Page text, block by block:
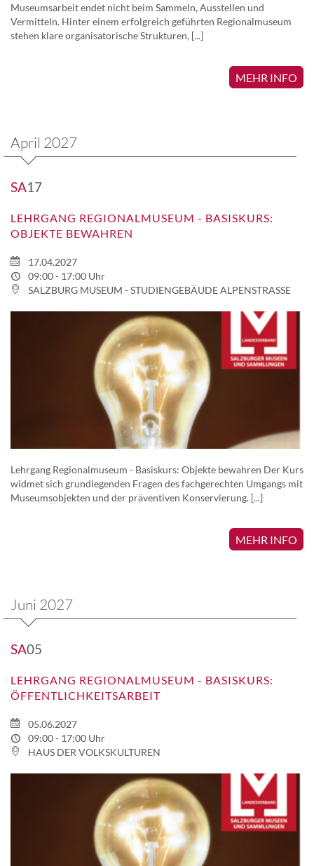
Museumsarbeit endet nicht beim Sammeln, Ausstellen und
Vermitteln. Hinter einem erfolgreich geführten Regionalmuseum
stehen klare organisatorische Strukturen, [...]
MEHR INFO
April 2027
SA17
LEHRGANG REGIONALMUSEUM - BASISKURS:
OBJEKTE BEWAHREN
17.04.2027
09:00 - 17:00 Uhr
SALZBURG MUSEUM - STUDIENGEBÄUDE ALPENSTRASSE
Lehrgang Regionalmuseum - Basiskurs: Objekte bewahren Der Kurs
widmet sich grundlegenden Fragen des fachgerechten Umgangs mit
Museumsobjekten und der präventiven Konservierung. [...]
MEHR INFO
Juni 2027
SA05
LEHRGANG REGIONALMUSEUM - BASISKURS:
ÖFFENTLICHKEITSARBEIT
05.06.2027
09:00 - 17:00 Uhr
HAUS DER VOLKSKULTUREN